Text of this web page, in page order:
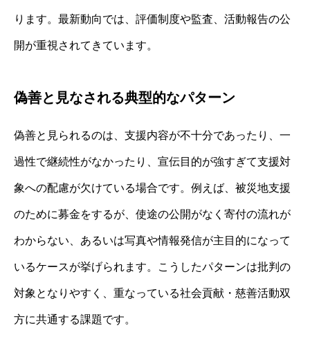
ります。最新動向では、評価制度や監査、活動報告の公
開が重視されてきています。
偽善と見なされる典型的なパターン
偽善と見られるのは、支援内容が不十分であったり、一
過性で継続性がなかったり、宣伝目的が強すぎて支援対
象への配慮が欠けている場合です。例えば、被災地支援
のために募金をするが、使途の公開がなく寄付の流れが
わからない、あるいは写真や情報発信が主目的になって
いるケースが挙げられます。こうしたパターンは批判の
対象となりやすく、重なっている社会貢献・慈善活動双
方に共通する課題です。